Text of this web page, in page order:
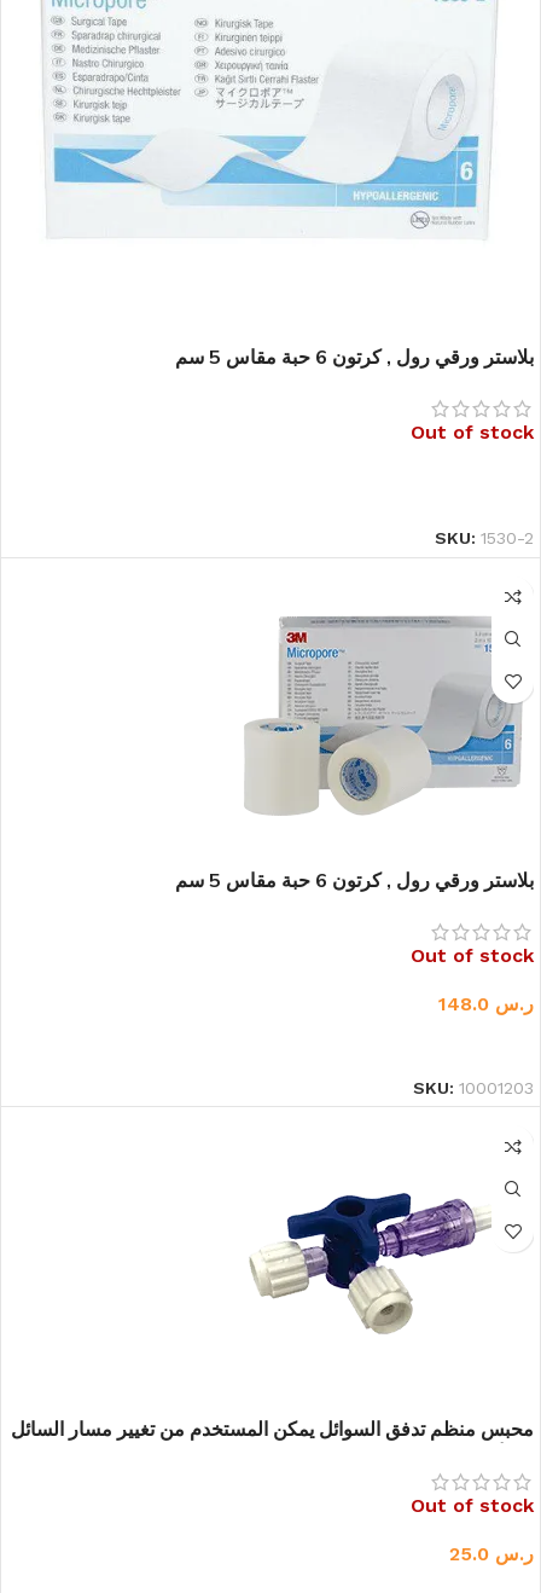
بلاستر ورقي رول , كرتون 6 حبة مقاس 5 سم
Out of stock
SKU: 1530-2
بلاستر ورقي رول , كرتون 6 حبة مقاس 5 سم
Out of stock
ر.س 148.0
SKU: 10001203
محبس منظم تدفق السوائل يمكن المستخدم من تغيير مسار السائل
Out of stock
ر.س 25.0